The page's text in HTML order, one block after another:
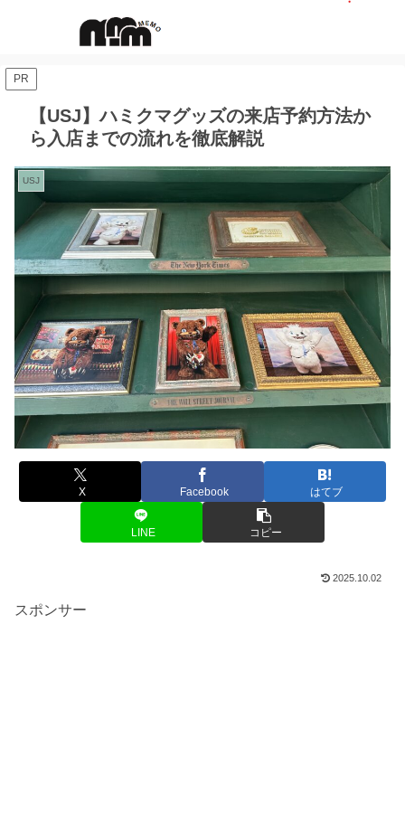
PR
【USJ】ハミクマグッズの来店予約方法か
ら入店までの流れを徹底解説
USJ
X Facebook はてブ
LINE コピー
2025.10.02
スポンサー